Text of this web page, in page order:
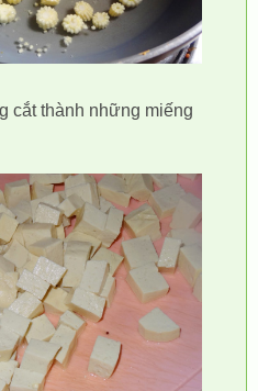
cắt thành những miếng